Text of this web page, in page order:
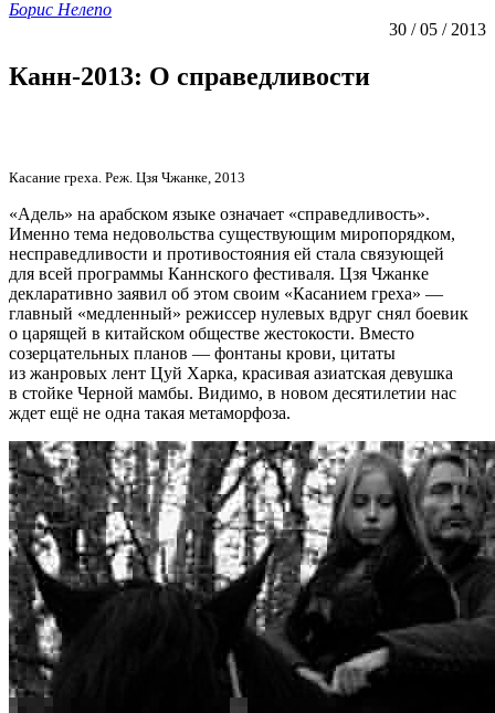
Борис Нелепо
30 / 05 / 2013
Канн-2013: О справедливости
Касание греха. Реж. Цзя Чжанке, 2013
«Адель» на арабском языке означает «справедливость».
Именно тема недовольства существующим миропорядком,
несправедливости и противостояния ей стала связующей
для всей программы Каннского фестиваля. Цзя Чжанке
декларативно заявил об этом своим «Касанием греха» —
главный «медленный» режиссер нулевых вдруг снял боевик
о царящей в китайском обществе жестокости. Вместо
созерцательных планов — фонтаны крови, цитаты
из жанровых лент Цуй Харка, красивая азиатская девушка
в стойке Черной мамбы. Видимо, в новом десятилетии нас
ждет ещё не одна такая метаморфоза.